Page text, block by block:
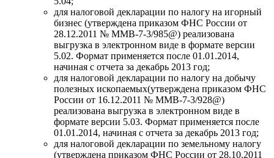
для налоговой декларации по налогу на игорный
бизнес (утверждена приказом ФНС России от
28.12.2011 № ММВ-7-3/985@) реализована
выгрузка в электронном виде в формате версии
5.02. Формат применяется после 01.01.2014,
начиная с отчета за декабрь 2013 год;
для налоговой декларации по налогу на добычу
полезных ископаемых(утверждена приказом ФНС
России от 16.12.2011 № ММВ-7-3/928@)
реализована выгрузка в электронном виде в
формате версии 5.03. Формат применяется после
01.01.2014, начиная с отчета за декабрь 2013 год;
для налоговой декларации по земельному налогу
(утверждена приказом ФНС России от 28.10.2011